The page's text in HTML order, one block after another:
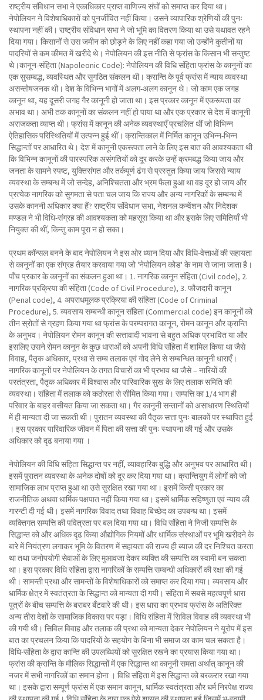
राष्ट्रीय संविधान सभा ने एकाधिकार प्राप्त वाणिज्य संघों को समाप्त कर दिया था।
नेपोलियन ने विशेषाधिकारों को पुनर्जीवित नहीं किया। उसने व्यापारिक श्रेणियों की पुनः
स्थापना नहीं की। राष्ट्रीय संविधान सभा ने जो भूमि का वितरण किया था उसे यथावत रहने
दिया गया। किसानों से उस जमीन को छोड़ने के लिए नहीं कहा गया जो उन्होंने कुतीनों या
पादरियों से कम कीमत में खरीदे थे। नेपोलियन की इस नीति से फ्रांस के किसान भी सन्तुष्ट
थे।कानून-संहिता (Napoleonic Code): नेपोलियन की विधि संहिता फ्रांस के कानूनों का
एक सुसम्बद्ध, व्यवस्थित और सुगठित संकलन थी। क्रान्ति के पूर्व फ्रांस में न्याय व्यवस्था
असन्तोषजनक थी। देश के विभिन्न भागों में अलग-अलग कानून थे। जो काम एक जगह
कानून था, यह दूसरी जगह गैर कानूनी हो जाता था। इस प्रकार कानून में एकरूपता का
अभाव था। अभी तक कानूनों का संकलन नहीं हो पाया था और एक प्रकार से देश में कानूनी
अराजकता व्याप्त थी। फ्रांस में कानून की अनेक व्यवस्थाएँ प्रचलित थीं जो विभिन्न
ऐतिहासिक परिस्थितियों में उत्पन्न हुई थीं। क्रान्तिकाल में निर्मित कानून उभिन्न-भिन्न
सिद्धान्तों पर आधारित थे। देश में कानूनी एकरूपता लाने के लिए इस बात की आवश्यकता थी
कि विभिन्न कानूनों की पारस्परिक असंगतियों को दूर करके उन्हें क्रमबद्ध किया जाय और
जनता के सामने स्पष्ट, युक्तिसंगत और तर्कपूर्ण ढंग से प्रस्तुत किया जाय जिससे न्याय
व्यवस्था के सम्बन्ध में जो सन्देह, अनिश्चितता और भ्रम फैला हुआ था वह दूर हो जाय और
प्रत्येक नागरिक को सुगमता से पता चल जाय कि राज्य और अन्य नागरिकों के सम्बन्ध में
उसके काननी अधिकार क्या हैं? राष्ट्रीय संविधान सभा, नेशनल कन्वेंशन और निदेशक
मण्डल ने भी विधि-संग्रह की आवश्यकता को महसूस किया था और इसके लिए समितियाँ भी
नियुक्त की थीं, किन्तु काम पूरा न हो सका।
प्रथम कॉन्सल बनने के बाद नेपोलियन ने इस ओर ध्यान दिया और विधि-वेत्ताओं की सहायता
से कानूनों का एक संग्रह तैयार करवाया गया जो 'नेपोलियन कोड' के नाम से जाना जाता है।
पाँच प्रकार के कानूनों का संकलन हुआ था। 1. नागरिक कानून संहिता (Civil code), 2.
नागरिक प्रक्रिया की संहिता (Code of Civil Procedure), 3. फौजदारी कानून
(Penal code), 4. अपराधमूलक प्रक्रिया की संहिता (Code of Criminal
Procedure), 5. व्यवसाय सम्बन्धी कानून संहिता (Commercial code) इन कानूनों को
तीन स्रोतों से ग्रहण किया गया था फ्रांस के परम्परागत कानून, रोमन कानून और क्रान्ति
के अनुभव। नेपोलियन रोमन कानून की सत्तावादी भावना से बहुत अधिक प्रभावित या और
इसलिए उसने रोमन कानून के कुछ धाराओं को अपनी विधि संहिता में शामिल किया था जैसे
विवाह, पैतृक अधिकार, प्रथा से सम्ब तलाक एवं गोद लेने से सम्बन्धित कानूनी धाराएँ।
नागरिक कानूनों पर नेपोलियन के तगत विचारों का भी प्रभाव था जैसे – नारियों की
परतंत्रता, पैतृक अधिकार में विश्वास और पारिवारिक सुख के लिए तलाक समिति की
व्यवस्था। संहिता में तलाक को कठोरता से सीमित किया गया। सम्पत्ति का 1/4 भाग ही
परिवार के बाहर वसीयत किया जा सकता था। गैर कानूनी सन्तानों को असाधारण स्थितियों
में ही मान्यता दी जा सकती थी। पुरातन व्यवस्था की पैतृक सत्ता पुनः बालकों पर स्थापित हुई
। इस प्रकार पारिवारिक जीवन में पिता की सत्ता की पुनः स्थापना की गई और उसके
अधिकार को दृढ बनाया गया ।
नेपोलियन की विधि संहिता सिद्धान्त पर नहीं, व्यावहारिक बुद्धि और अनुभव पर आधारित थी।
इसमें पुरातन व्यवस्था के अनेक दोषों को दूर कर दिया गया था। क्रान्तियुग में लोगों को जो
सामाजिक लाभ प्राप्त हुआ था उसे सुरक्षित रखा गया था। इसमें किसी प्रकार का
राजनीतिक अथवा धार्मिक पक्षपात नहीं किया गया था। इसमें धार्मिक सहिष्णुता एवं न्याय की
गारन्टी दी गई थी। इसमें नागरिक विवाद तथा विवाह बिच्छेद का उपबन्ध था। इसमें
व्यक्तिगत सम्पत्ति की पवित्रता पर बल दिया गया था। विधि संहिता ने निजी सम्पत्ति के
सिद्धान्त को और अधिक दृढ किया औद्योगिक नियमों और धार्मिक संस्थाओं पर भूमि खरीदने के
बारे में नियंत्रण लगाकर भूमि के वितरण में सहायता की राज्य ही ब्याज की दर निश्चित करता
था तथा जनोपयोगी सेवाओं के लिए मुआवजा देकर व्यक्ति की सम्पत्ति का स्वामी बन सकता
था। इस प्रकार विधि संहिता द्वारा नागरिकों के सम्पत्ति सम्बन्धी अधिकारों की रक्षा की गई
थी। सामन्ती प्रथा और सामन्तों के विशेषाधिकारों को समाप्त कर दिया गया। व्यवसाय और
धार्मिक क्षेत्र में स्वतंत्रता के सिद्धान्त को मान्यता दी गयी। संहिता में सबसे महत्वपूर्ण धारा
पुत्रों के बीच सम्पत्ति के बराबर बँटवारे की थी। इस धारा का प्रभाव फ्रांस के अतिरिक्त
अन्य तीस देशों के सामाजिक विकास पर पड़ा। विधि संहिता में सिविल विवाह की व्यवस्था भी
की गयी थी। सिविल विवाह और तलाक की प्रथा को मान्यता देकर नेपोलियन ने यूरोप में इस
बात का प्रचलन किया कि पादरियों के सहयोग के बिना भी समाज का काम चल सकता है।
विधि-संहिता के द्वारा कान्ति की उपलब्धियों को सुरक्षित रखने का प्रयास किया गया था।
फ्रांस की क्रान्ति के मौलिक सिद्धान्तों में एक सिद्धान्त था कानूनी समता अर्थात् कानून की
नजर में सभी नागरिकों का समान होना । विधि संहिता में इस सिद्धान्त को बरकरार रखा गया
था। इसके द्वारा सम्पूर्ण फ्रांस में एक समान कानून, धार्मिक स्वतंत्रता और धर्म निरपेक्ष राज्य